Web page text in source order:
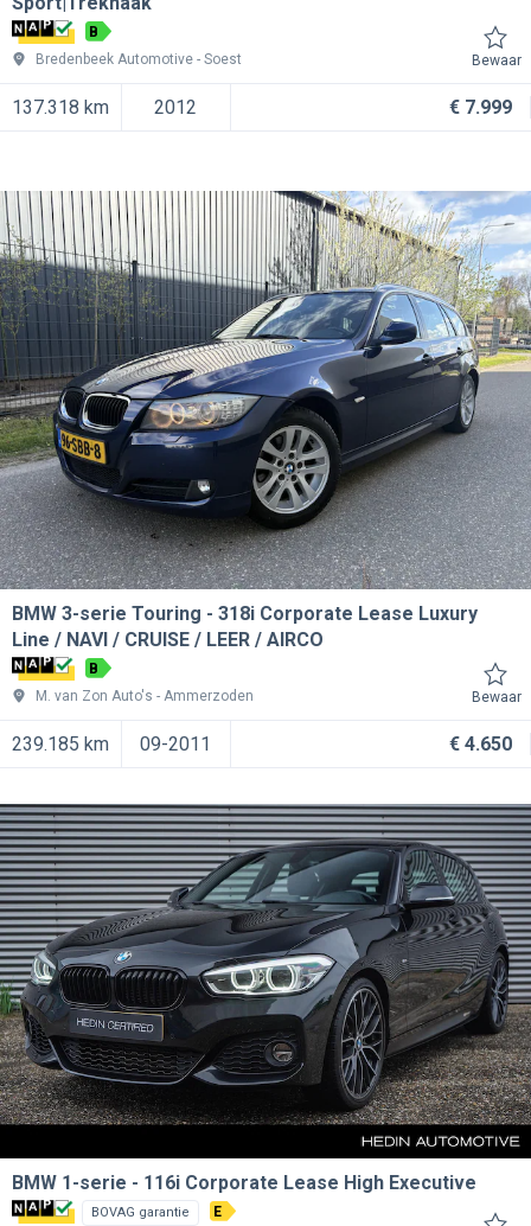
B
Bredenbeek Automotive
Soest Bewaar
137.318 km 2012 € 7.999
BMW 3-serie Touring
318i Corporate Lease Luxury
Line / NAVI / CRUISE / LEER / AIRCO
B
M. van Zon Auto's
Ammerzoden Bewaar
239.185 km 09-2011 € 4.650
BMW 1-serie 116i Corporate Lease High Executive
BOVAG garantie E